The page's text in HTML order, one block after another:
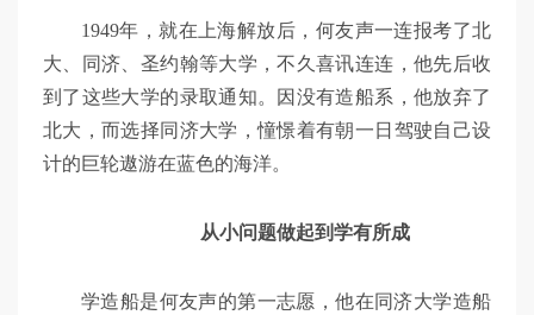
1949年，就在上海解放后，何友声一连报考了北
大、同济、圣约翰等大学，不久喜讯连连，他先后收
到了这些大学的录取通知。因没有造船系，他放弃了
北大，而选择同济大学，憧憬着有朝一日驾驶自己设
计的巨轮遨游在蓝色的海洋。
从小问题做起到学有所成
学造船是何友声的第一志愿，他在同济大学造船